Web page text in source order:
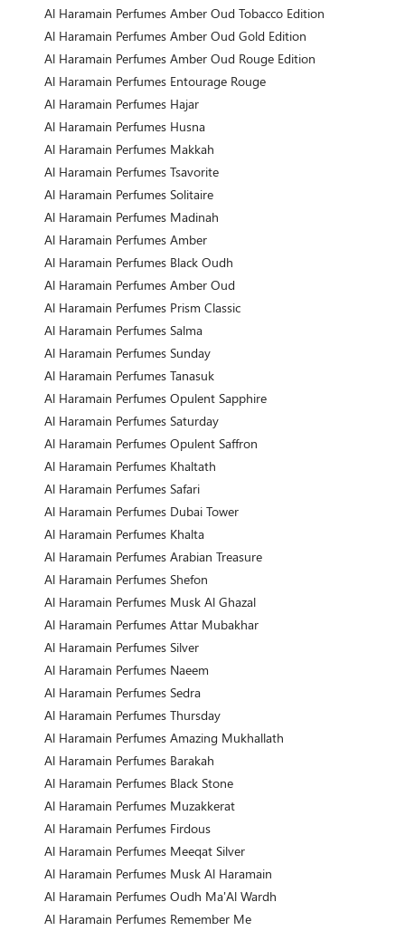
Al Haramain Perfumes Amber Oud Tobacco Edition
Al Haramain Perfumes Amber Oud Gold Edition
Al Haramain Perfumes Amber Oud Rouge Edition
Al Haramain Perfumes Entourage Rouge
Al Haramain Perfumes Hajar
Al Haramain Perfumes Husna
Al Haramain Perfumes Makkah
Al Haramain Perfumes Tsavorite
Al Haramain Perfumes Solitaire
Al Haramain Perfumes Madinah
Al Haramain Perfumes Amber
Al Haramain Perfumes Black Oudh
Al Haramain Perfumes Amber Oud
Al Haramain Perfumes Prism Classic
Al Haramain Perfumes Salma
Al Haramain Perfumes Sunday
Al Haramain Perfumes Tanasuk
Al Haramain Perfumes Opulent Sapphire
Al Haramain Perfumes Saturday
Al Haramain Perfumes Opulent Saffron
Al Haramain Perfumes Khaltath
Al Haramain Perfumes Safari
Al Haramain Perfumes Dubai Tower
Al Haramain Perfumes Khalta
Al Haramain Perfumes Arabian Treasure
Al Haramain Perfumes Shefon
Al Haramain Perfumes Musk Al Ghazal
Al Haramain Perfumes Attar Mubakhar
Al Haramain Perfumes Silver
Al Haramain Perfumes Naeem
Al Haramain Perfumes Sedra
Al Haramain Perfumes Thursday
Al Haramain Perfumes Amazing Mukhallath
Al Haramain Perfumes Barakah
Al Haramain Perfumes Black Stone
Al Haramain Perfumes Muzakkerat
Al Haramain Perfumes Firdous
Al Haramain Perfumes Meeqat Silver
Al Haramain Perfumes Musk Al Haramain
Al Haramain Perfumes Oudh Ma'Al Wardh
Al Haramain Perfumes Remember Me